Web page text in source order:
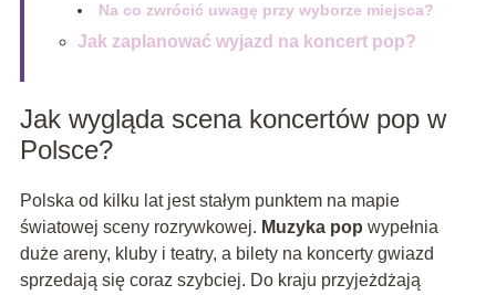
Na co zwrócić uwagę przy wyborze miejsca?
Jak zaplanować wyjazd na koncert pop?
Jak wygląda scena koncertów pop w
Polsce?
Polska od kilku lat jest stałym punktem na mapie
światowej sceny rozrywkowej. Muzyka pop wypełnia
duże areny, kluby i teatry, a bilety na koncerty gwiazd
sprzedają się coraz szybciej. Do kraju przyjeżdżają